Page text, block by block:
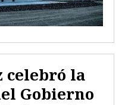
celebró la
Gobierno